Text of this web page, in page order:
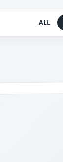
ALL